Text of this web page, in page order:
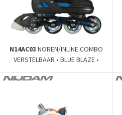
N14AC03 NOREN/INLINE COMBO
VERSTELBAAR • BLUE BLAZE •